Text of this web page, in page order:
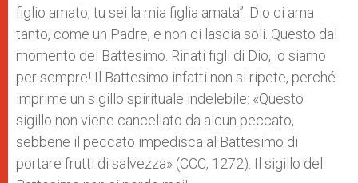
figlio amato, tu sei la mia figlia amata”. Dio ci ama
tanto, come un Padre, e non ci lascia soli. Questo dal
momento del Battesimo. Rinati figli di Dio, lo siamo
per sempre! Il Battesimo infatti non si ripete, perché
imprime un sigillo spirituale indelebile: «Questo
sigillo non viene cancellato da alcun peccato,
sebbene il peccato impedisca al Battesimo di
portare frutti di salvezza» (CCC, 1272). Il sigillo del